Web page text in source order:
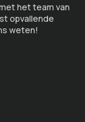
het team van
opvallende
weten!